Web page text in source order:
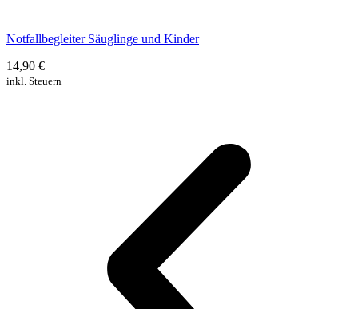
Notfallbegleiter Säuglinge und Kinder
14,90 €
inkl. Steuern